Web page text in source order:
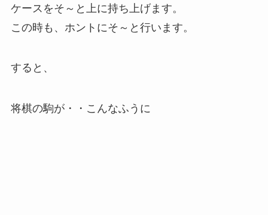
ケースをそ～と上に持ち上げます。
この時も、ホントにそ～と行います。
すると、
将棋の駒が・・こんなふうに